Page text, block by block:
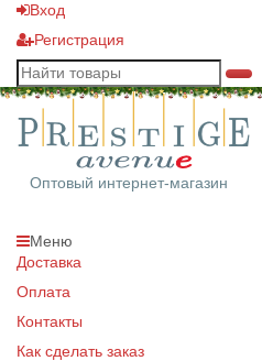
Вход
Регистрация
Оптовый интернет-магазин
Меню
Доставка
Оплата
Контакты
Как сделать заказ